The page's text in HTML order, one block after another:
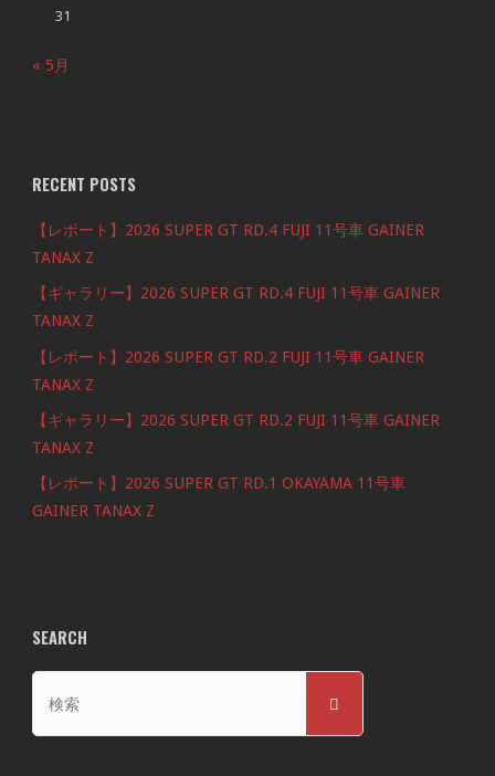
31
« 5月
RECENT POSTS
【レポート】2026 SUPER GT RD.4 FUJI 11号車 GAINER
TANAX Z
【ギャラリー】2026 SUPER GT RD.4 FUJI 11号車 GAINER
TANAX Z
【レポート】2026 SUPER GT RD.2 FUJI 11号車 GAINER
TANAX Z
【ギャラリー】2026 SUPER GT RD.2 FUJI 11号車 GAINER
TANAX Z
【レポート】2026 SUPER GT RD.1 OKAYAMA 11号車
GAINER TANAX Z
SEARCH
対
検